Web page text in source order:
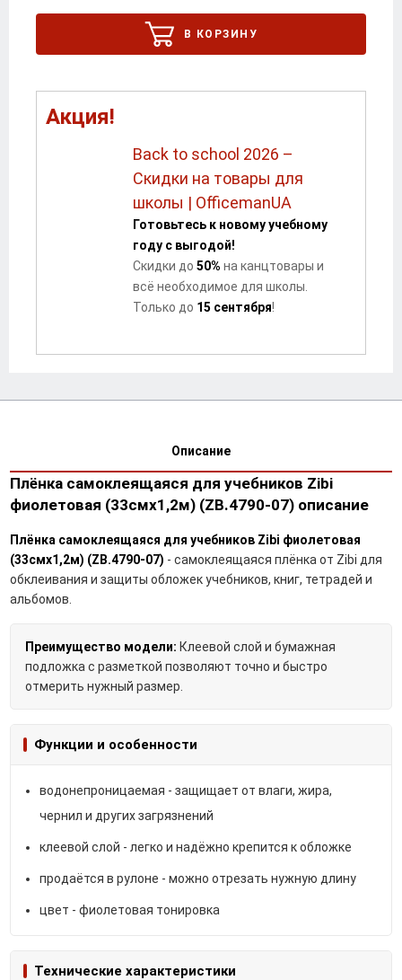
В КОРЗИНУ
Акция!
Back to school 2026 –
Скидки на товары для
школы | OfficemanUA
Готовьтесь к новому учебному
году с выгодой!
Скидки до 50% на канцтовары и
всё необходимое для школы.
Только до 15 сентября!
Описание
Плёнка самоклеящаяся для учебников Zibi
фиолетовая (33смх1,2м) (ZB.4790-07) описание
Плёнка самоклеящаяся для учебников Zibi фиолетовая
(33смх1,2м) (ZB.4790-07) - самоклеящаяся плёнка от Zibi для
обклеивания и защиты обложек учебников, книг, тетрадей и
альбомов.
Преимущество модели: Клеевой слой и бумажная
подложка с разметкой позволяют точно и быстро
отмерить нужный размер.
Функции и особенности
водонепроницаемая - защищает от влаги, жира,
чернил и других загрязнений
клеевой слой - легко и надёжно крепится к обложке
продаётся в рулоне - можно отрезать нужную длину
цвет - фиолетовая тонировка
Технические характеристики